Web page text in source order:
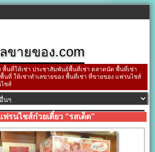
ขายของ.com
พื้นที่ให้เช่า ประชาสัมพันธ์พื้นที่เช่า ตลาดนัด พื้นที่เช่า
นที่ ให้เช่าทำเลขายของ พื้นที่เช่า ที่ขายของ แฟรนไชส์
ชส์
ฟรนไชส์ก๋วยเตี๋ยว “รสเด็ด”